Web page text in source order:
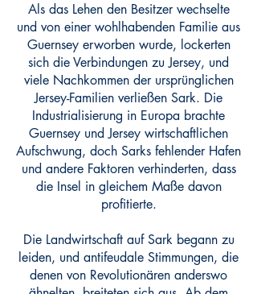
Als das Lehen den Besitzer wechselte
und von einer wohlhabenden Familie aus
Guernsey erworben wurde, lockerten
sich die Verbindungen zu Jersey, und
viele Nachkommen der ursprünglichen
Jersey-Familien verließen Sark. Die
Industrialisierung in Europa brachte
Guernsey und Jersey wirtschaftlichen
Aufschwung, doch Sarks fehlender Hafen
und andere Faktoren verhinderten, dass
die Insel in gleichem Maße davon
profitierte.
Die Landwirtschaft auf Sark begann zu
leiden, und antifeudale Stimmungen, die
denen von Revolutionären anderswo